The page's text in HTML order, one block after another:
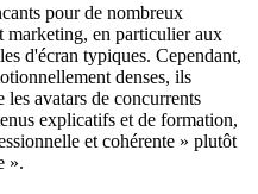
pour de nombreux
marketing, en particulier aux
d'écran typiques. Cependant,
denses, ils
les avatars de concurrents
explicatifs et de formation,
et cohérente » plutôt
».